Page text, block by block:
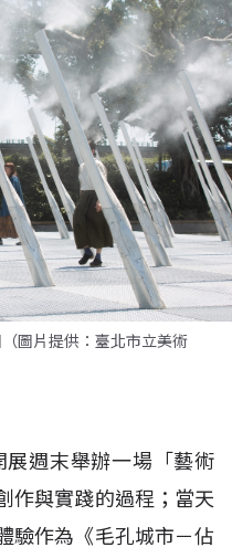
圖片提供：臺北市立美術
週末舉辦一場「藝術
作與實踐的過程；當天
驗作為《毛孔城市－佔